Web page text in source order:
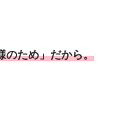
のため」だから。